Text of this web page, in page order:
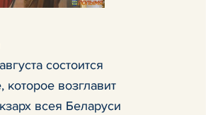
состоится
которое возглавит
всея Беларуси